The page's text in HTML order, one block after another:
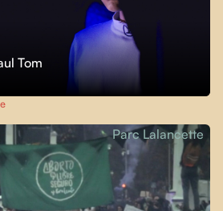
Tom
Parc Lalancette